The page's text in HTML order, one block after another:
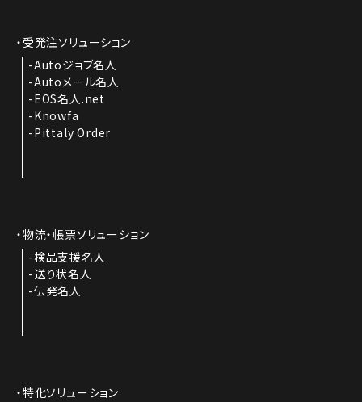
受発注ソリューション
Autoジョブ名人
Autoメール名人
EOS名人.net
Knowfa
Pittaly Order
物流・帳票ソリューション
検品支援名人
送り状名人
伝発名人
特化ソリューション